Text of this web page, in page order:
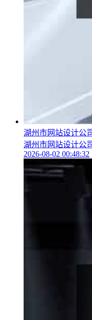
湖州市网站设计公
湖州市网站设计公
2026-08-02 00:48:32